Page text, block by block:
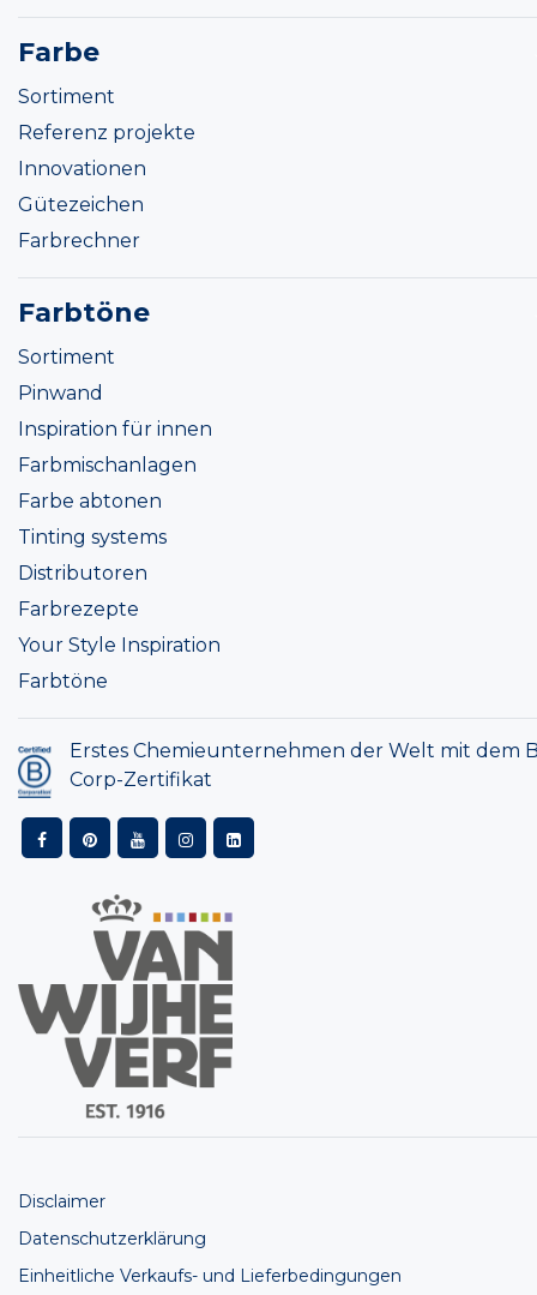
Farbe
Sortiment
Referenz projekte
Innovationen
Gütezeichen
Farbrechner
Farbtöne
Sortiment
Pinwand
Inspiration für innen
Farbmischanlagen
Farbe abtonen
Tinting systems
Distributoren
Farbrezepte
Your Style Inspiration
Farbtöne
Erstes Chemieunternehmen der Welt mit dem
Corp-Zertifikat
Disclaimer
Datenschutzerklärung
Einheitliche Verkaufs- und Lieferbedingungen